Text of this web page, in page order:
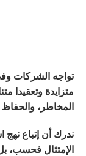
تواجه الشركات
متزايدة وتعقيدا
المخاطر، والحفاظ
ندرك أن إتباع
الإمتثال فحسب،